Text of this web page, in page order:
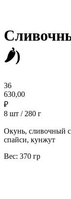
🌶️)
36
630,00
₽
8 шт / 280 г
Окунь, сливочный
спайси, кунжут
Вес: 370 гр